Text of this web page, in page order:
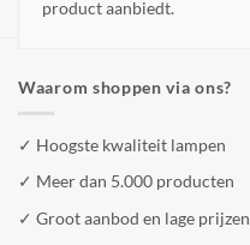
product aanbiedt.
Waarom shoppen via ons?
✓ Hoogste kwaliteit lampen
✓ Meer dan 5.000 producten
✓ Groot aanbod en lage prijzen